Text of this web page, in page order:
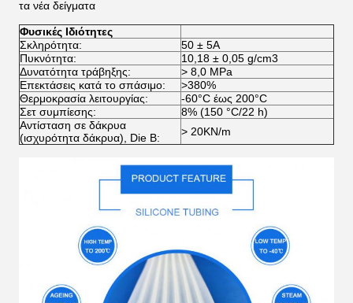
τα νέα δείγματα
Φυσικές Ιδιότητες
Σκληρότητα:
50 ± 5A
Πυκνότητα:
10,18 ± 0,05 g/cm3
Δυνατότητα τράβηξης:
> 8,0 MPa
Επεκτάσεις κατά το σπάσιμο:
>380%
Θερμοκρασία λειτουργίας:
-60°C έως 200°C
Σετ συμπίεσης:
8% (150 °C/22 h)
Αντίσταση σε δάκρυα
(ισχυρότητα δάκρυα), Die B:
> 20KN/m